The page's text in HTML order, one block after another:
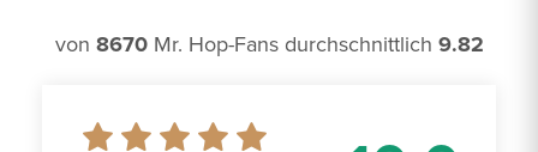
von 8670Mr. Hop-Fans durchschnittlich 9.82